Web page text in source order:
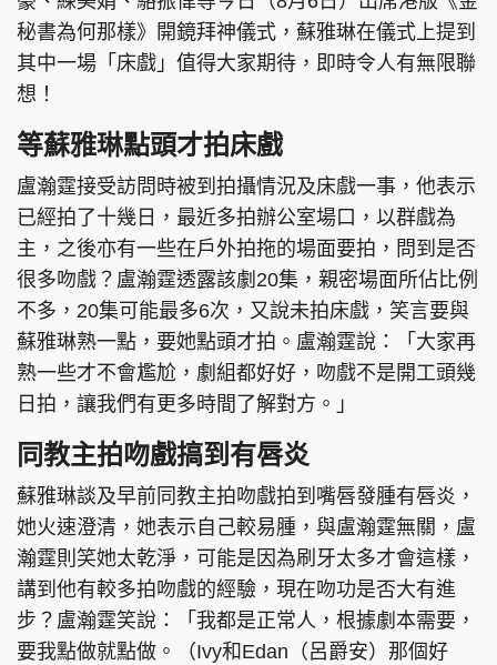
秘書為何那樣》開鏡拜神儀式，蘇雅琳在儀式上提到
其中一場「床戲」值得大家期待，即時令人有無限聯
想！
等蘇雅琳點頭才拍床戲
盧瀚霆接受訪問時被到拍攝情況及床戲一事，他表示
已經拍了十幾日，最近多拍辦公室場口，以群戲為
主，之後亦有一些在戶外拍拖的場面要拍，問到是否
很多吻戲？盧瀚霆透露該劇20集，親密場面所佔比例
不多，20集可能最多6次，又說未拍床戲，笑言要與
蘇雅琳熟一點，要她點頭才拍。盧瀚霆說：「大家再
熟一些才不會尷尬，劇組都好好，吻戲不是開工頭幾
日拍，讓我們有更多時間了解對方。」
同教主拍吻戲搞到有唇炎
蘇雅琳談及早前同教主拍吻戲拍到嘴唇發腫有唇炎，
她火速澄清，她表示自己較易腫，與盧瀚霆無關，盧
瀚霆則笑她太乾淨，可能是因為刷牙太多才會這樣，
講到他有較多拍吻戲的經驗，現在吻功是否大有進
步？盧瀚霆笑說：「我都是正常人，根據劇本需要，
要我點做就點做。（Ivy和Edan（呂爵安）那個好